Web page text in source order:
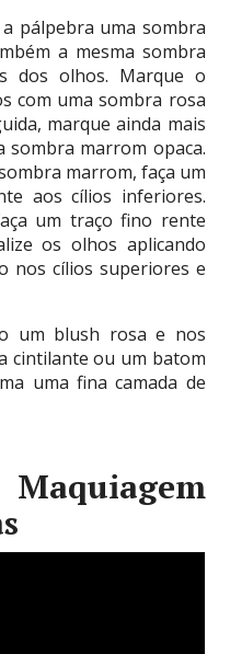
pálpebra uma sombra
a mesma sombra
dos olhos. Marque o
com uma sombra rosa
marque ainda mais
sombra marrom opaca.
marrom, faça um
aos cílios inferiores.
um traço fino rente
os olhos aplicando
nos cílios superiores e
um blush rosa e nos
cintilante ou um batom
uma fina camada de